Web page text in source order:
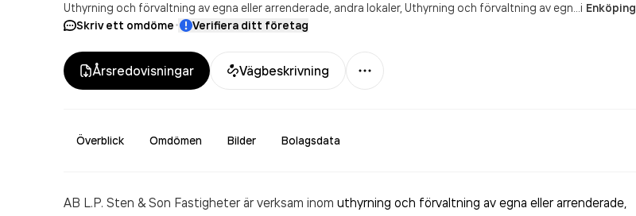
Uthyrning och förvaltning av egna eller arrenderade, andra lokaler Uthyrning och förvaltning av egna eller arrenderade industrilokaler i Enköping
Skriv ett omdöme· Verifiera ditt företag
Årsredovisningar Vägbeskrivning
Mer
Överblick Omdömen Bilder Bolagsdata
AB L.P. Sten & Son Fastigheter är verksam inom uthyrning och förvaltning av egna eller arrenderade,